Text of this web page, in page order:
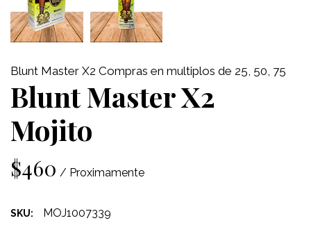
Blunt Master X2 Compras en multiplos de 25, 50, 75
Blunt Master X2
Mojito
$460 / Proximamente
SKU: MOJ1007339